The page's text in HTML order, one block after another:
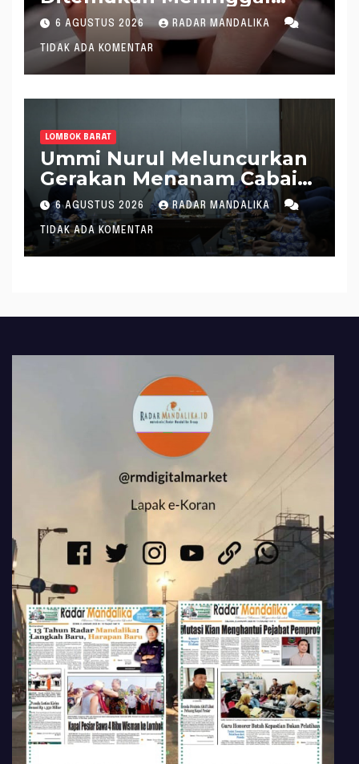
saat Setrum Ikan di
Sungai
6 AGUSTUS 2026 RADAR MANDALIKA
TIDAK ADA KOMENTAR
LOMBOK BARAT
Ummi Nurul Meluncurkan
Gerakan Menanam Cabai
Tangani Inflasi
6 AGUSTUS 2026 RADAR MANDALIKA
TIDAK ADA KOMENTAR